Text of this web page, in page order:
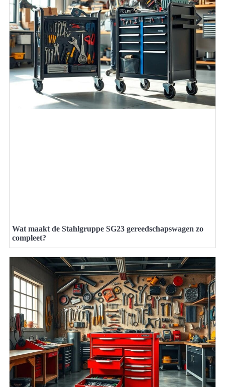
Wat maakt de Stahlgruppe SG23 gereedschapswagen zo
compleet?